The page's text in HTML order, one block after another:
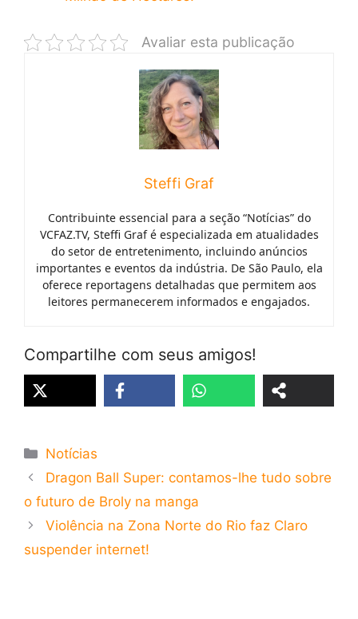
Avaliar esta publicação
Steffi Graf
Contribuinte essencial para a seção “Notícias” do
VCFAZ.TV, Steffi Graf é especializada em atualidades
do setor de entretenimento, incluindo anúncios
importantes e eventos da indústria. De São Paulo, ela
oferece reportagens detalhadas que permitem aos
leitores permanecerem informados e engajados.
Compartilhe com seus amigos!
Categorias
Notícias
Dragon Ball Super: contamos-lhe tudo sobre
o futuro de Broly na manga
Violência na Zona Norte do Rio faz Claro
suspender internet!